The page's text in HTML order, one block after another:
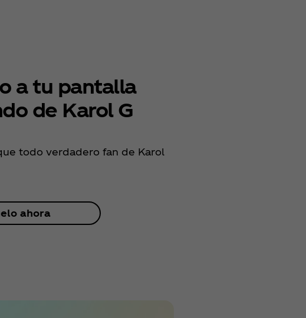
a tu pantalla
de Karol G
todo verdadero fan de Karol
ahora